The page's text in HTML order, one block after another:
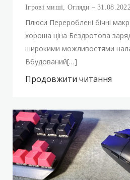
Ігрові миші Огляди 31.08.2022
Плюси Перероблені бічні
хороша ціна Бездротова
широкими можливостями
Вбудований[…]
Продовжити читання